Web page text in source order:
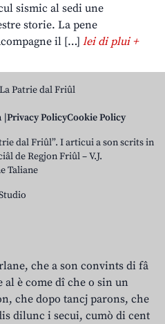
sismic al sedi une
storie. La pene
il […] lei di plui +
Patrie dal Friûl
Privacy PolicyCookie Policy
dal Friûl”. I articui a son scrits in
de Regjon Friûl – V.J.
Taliane
che a son convints di fâ
è come dî che o sin un
che dopo tancj parons, che
dilunc i secui, cumò di cent